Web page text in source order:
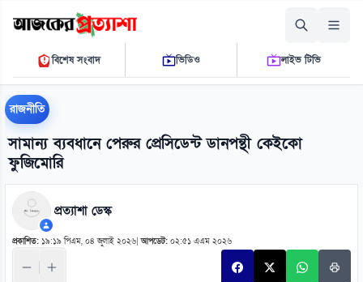
শনিবার, ০৮ আগস্ট ২০২৬
০২ ৫৭ ০১ পি.এম.THE DAILY AJKER PROTTASHA
বিশেষ সংবাদ ভিডিও লাইভ টিভি
রাজনীতি
সামান্য ব্যবধানে পেরুর প্রেসিডেন্ট ডানপন্থী কেইকো
ফুজিমোরি
প্রত্যাশা ডেস্ক
প্রকাশিত: ১৯:১৯ পিএম, ০৪ জুলাই ২০২৬ |আপডেট: ০২:৫১ এএম ২০২৬